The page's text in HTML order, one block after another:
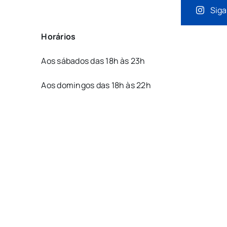
Horários
Aos sábados das 18h às 23h
Aos domingos das 18h às 22h